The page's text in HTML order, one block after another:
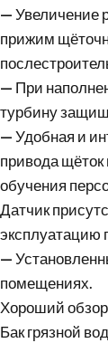
—Увеличение
прижим
— При
турбину
—Удобная и
привода щёток
обучения
Датчик
эксплуатацию
—
помещениях.
Хороший
Бак грязной